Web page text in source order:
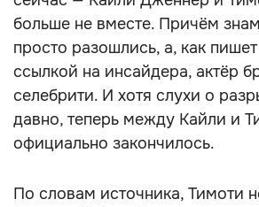
больше не вместе. Причём
просто разошлись, а, как
ссылкой на инсайдера, актёр
селебрити. И хотя слухи о
давно, теперь между Кайли и
официально закончилось.
По словам источника, Тимоти